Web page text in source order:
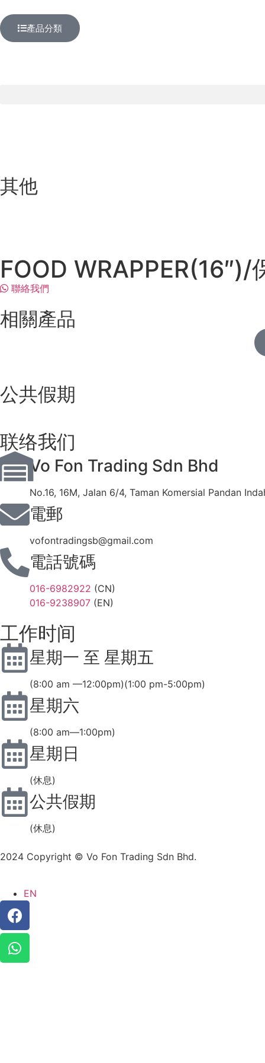
產品分類
其他
FOOD
聯絡我們
相關產品
公共假期
联络我们
Vo Fon Trading Sdn Bhd
No.16, 16M, Jalan 6/4, Taman Komersial Pandan
電郵
vofontradingsb@gmail.com
電話號碼
016-6982922 (CN)
016-9238907 (EN)
工作时间
星期一 至 星期五
(8:00 am —12:00pm)(1:00 pm-5:00pm)
星期六
(8:00 am—1:00pm)
星期日
(休息)
公共假期
(休息)
2024 Copyright © Vo Fon Trading Sdn Bhd.
EN